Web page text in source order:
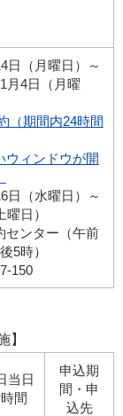
日（月曜日）～
月4日（月曜
（期間内24時間
ウィンドウが開
日（水曜日）～
曜日）
センター（午前
5時）
150
】
当日
間
申込期
間・申
込先